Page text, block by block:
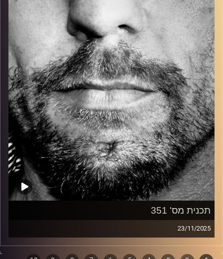
כל מה שחי, אמיתי ונושם.
עם שמוליק רגב.
קרדיט תמונות: David Goehring
תכנית מס' 351
23/11/2025
זיפים, מוזיקה מחוספסת של הופעות חיות. הרבה ג'אם, רוק,
בלוז, bluegrass, ג'אז, Fאנק, פרוגרסיב ואפילו אלקטרוניקה.